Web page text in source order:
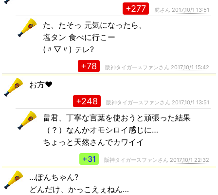
+277 虎さん 2017,10/1 13:51
た、たそっ 元気になったら、
塩タン 食べに行こー
(〃▽〃) テレ?
+78 阪神タイガースファンさん 2017,10/1 15:42
お方❤️
+248 阪神タイガースファンさん 2017,10/1 13:51
畠君、丁寧な言葉を使おうと頑張った結果
（？）なんかオモシロイ感じに…
ちょっと天然さんでカワイイ
+31
阪神タイガースファンさん 2017,10/1 22:32
…ぽんちゃん?
どんだけ、かっこえぇねん…